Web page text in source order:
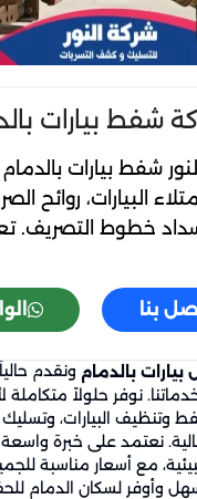
شفط بيارات
شفط بيارات
البيارات، روائح
خطوط التصريف.
وتفريغها بطريقة
طلب شركة شفط
بنا
بالدمام ونقدم
نوفر حلولاً
البيارات، وتسليك
نعتمد على خبرة واسعة
مع أسعار مناسبة
وأوفر لسكان الدمام